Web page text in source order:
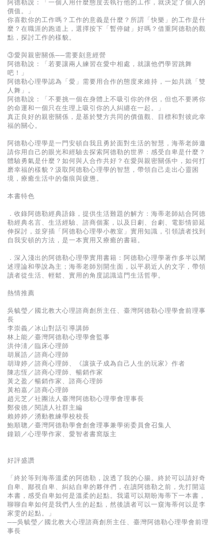
阿德勒說：「一個人用什麼態度去執行他的工作，就決定了個人的
價值。」
你喜歡你的工作嗎？工作的意義是什麼？所謂「快樂」的工作是什
麼？在職涯的跑道上，選擇按下「暫停鍵」好嗎？借重阿德勒的觀
點，探討工作的樣貌。
③愛與親密關係──需要刻意經營
阿德勒說：「若要讓兩人練習在愛中相處，就讓他們學習跳舞
吧！」
阿德勒心理學認為「愛」需要用合作的態度來維持，一如共跳「雙
人舞」。
阿德勒說：「不要挑一個在身體上不吸引你的伴侶，但也不要將你
的命運和一個只在生理上吸引你的人糾纏在一起。」
真正良好的親密關係，是基於雙方共同的價值觀、目標和對彼此幸
福的關心。
阿德勒心理學是一門安頓自我且勇於面對生活的智慧，海蒂老師邀
請你用自己的眼光和經驗去探索阿德勒的世界：感受自卑是什麼？
體驗勇氣是什麼？如何與人合作共好？在愛與親密關係中，如何打
磨幸福的樣貌？汲取阿德勒心理學的智慧，帶領自己走出心靈困
境，療癒生活中的傷痕與疲憊。
本書特色
．收錄阿德勒經典語錄，提供生活難題的解方：海蒂老師結合阿德
勒經典名言、生活經驗、諮商個案，以及日劇、台劇、電影情節延
伸探討，並穿插「阿德勒心理學小教室」實用知識，引領讀者找到
自我安頓的方法，是一本實用又療癒的書籍。
．深入淺出的阿德勒心理學實用書籍：阿德勒心理學著作多半以闡
述理論和學說為主；海蒂老師別開生面，以平易近人的文字，帶領
讀者從生活、輕鬆、實用的角度認識這門生活哲學。
熱情推薦
吳毓瑩／國北教大心理諮商創所主任、臺灣阿德勒心理學會前理事
長
李崇義／冰山對話引導講師
林上能／臺灣阿德勒心理學會監事
洪仲淸／臨床心理師
胡展誥／諮商心理師
胡瑋婷／諮商心理師、《讓孩子成為自己人生的玩家》作者
陳志恆／諮商心理師、暢銷作家
黃之盈／暢銷作家、諮商心理師
黃柏嘉／諮商心理師
趙元芝／社團法人臺灣阿德勒心理學會理事長
鄭俊德／閱讀人社群主編
賴婷婷／湧動教練學校校長
鮑順聰／臺灣阿德勒學會創會理事兼學術委員會召集人
鐘穎／心理學作家、愛智者書窩版主
好評盛讚
「終於等到海蒂溫柔的阿德勒，說透了我的心腸。終於可以請好奇
自卑、鄙視自卑、糾結自卑的夥伴們，在讀阿德勒之前，先打開這
本書，感受自卑如何是溫柔的起點。我還可以期盼海蒂下一本書，
聊聊自卑如何是我們人生的起點，然後讀者可以一窺海蒂何以是李
家雯的起點。」
──吳毓瑩／國北教大心理諮商創所主任、臺灣阿德勒心理學會前理
事長